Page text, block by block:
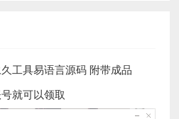
工具易语言源码 附带成品
就可以领取